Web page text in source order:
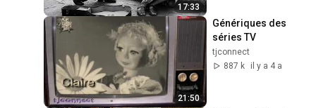
17:33
21:50
Génériques des
séries TV
tjconnect
887 k
il y a 4 a